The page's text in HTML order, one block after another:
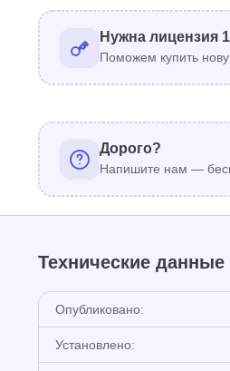
Нужна лицензия
Поможем купить
Дорого?
Напишите нам —
Технические данные
Опубликовано:
Установлено: